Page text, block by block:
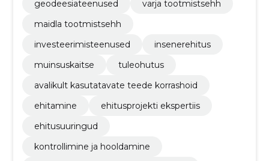
geodeesiateenused
varja tootmistsehh
maidla tootmistsehh
investeerimisteenused
insenerehitus
muinsuskaitse
tuleohutus
avalikult kasutatavate teede korrashoid
ehitamine
ehitusprojekti ekspertiis
ehitusuuringud
kontrollimine ja hooldamine